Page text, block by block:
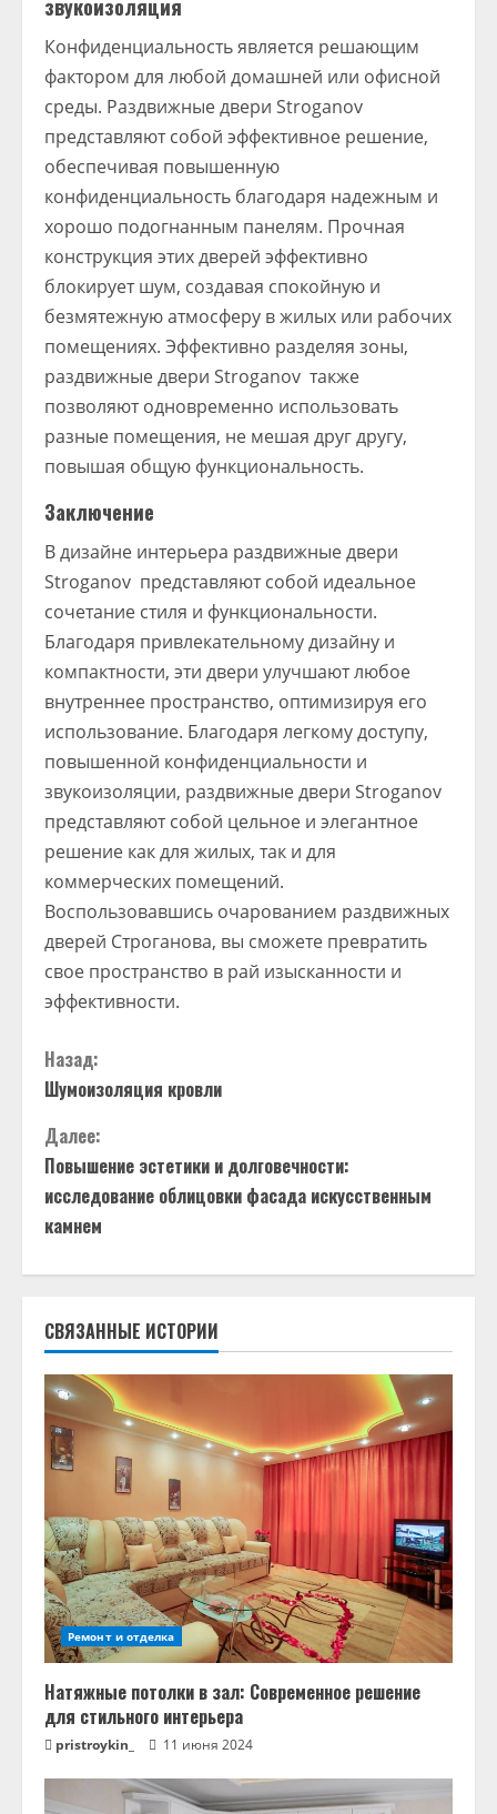
звукоизоляция
Конфиденциальность является решающим
фактором для любой домашней или офисной
среды. Раздвижные двери Stroganov
представляют собой эффективное решение,
обеспечивая повышенную
конфиденциальность благодаря надежным и
хорошо подогнанным панелям. Прочная
конструкция этих дверей эффективно
блокирует шум, создавая спокойную и
безмятежную атмосферу в жилых или рабочих
помещениях. Эффективно разделяя зоны,
раздвижные двери Stroganov также
позволяют одновременно использовать
разные помещения, не мешая друг другу,
повышая общую функциональность.
Заключение
В дизайне интерьера раздвижные двери
Stroganov представляют собой идеальное
сочетание стиля и функциональности.
Благодаря привлекательному дизайну и
компактности, эти двери улучшают любое
внутреннее пространство, оптимизируя его
использование. Благодаря легкому доступу,
повышенной конфиденциальности и
звукоизоляции, раздвижные двери Stroganov
представляют собой цельное и элегантное
решение как для жилых, так и для
коммерческих помещений.
Воспользовавшись очарованием раздвижных
дверей Строганова, вы сможете превратить
свое пространство в рай изысканности и
эффективности.
П
р
о
д
ж
и
т
ь
ч
т
е
н
и
е
Назад:
Шумоизоляция кровли
Далее:
Повышение эстетики и долговечности:
исследование облицовки фасада искусственным
камнем
СВЯЗАННЫЕ ИСТОРИИ
Ремонт и отделка
Натяжные потолки в зал: Современное решение
для стильного интерьера
pristroykin_ 11 июня 2024